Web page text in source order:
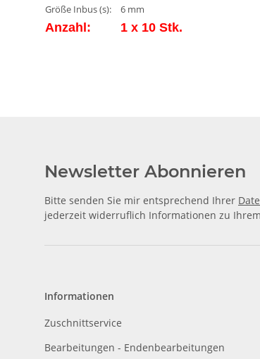
Größe Inbus (s):
6 mm
Anzahl: 1 x 10 Stk.
Newsletter Abonnieren
Bitte senden Sie mir entsprechend Ihrer
jederzeit widerruflich Informationen zu
Informationen
Zuschnittservice
Bearbeitungen - Endenbearbeitungen